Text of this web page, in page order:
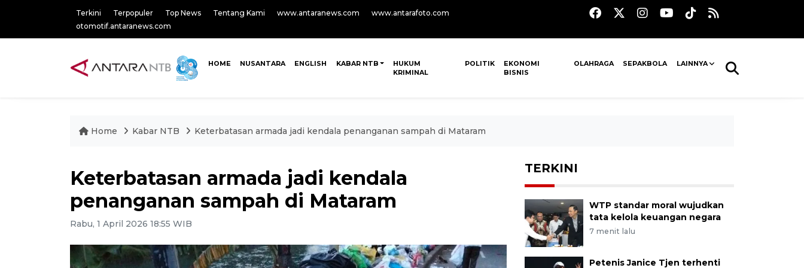
Terkini Terpopuler Top News Tentang Kami www.antaranews.com
www.antarafoto.com
otomotif.antaranews.com
HOME NUSANTARA ENGLISH KABAR NTB
HUKUM
KRIMINAL
POLITIK
EKONOMI
BISNIS
OLAHRAGA SEPAKBOLA LAINNYA
Home Kabar NTB Keterbatasan armada jadi kendala penanganan sampah di Mataram
Keterbatasan armada jadi kendala
penanganan sampah di Mataram
Rabu, 1 April 2026 18:55 WIB
TERKINI
WTP standar moral wujudkan
tata kelola keuangan negara
7 menit lalu
Petenis Janice Tjen terhenti